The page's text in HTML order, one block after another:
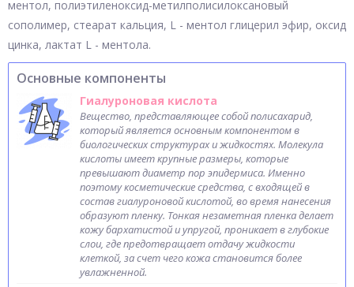
ментол, полиэтиленоксид-метилполисилоксановый
сополимер, стеарат кальция, L - ментол глицерил эфир, оксид
цинка, лактат L - ментола.
Основные компоненты
Гиалуроновая кислота
Вещество, представляющее собой полисахарид,
который является основным компонентом в
биологических структурах и жидкостях. Молекула
кислоты имеет крупные размеры, которые
превышают диаметр пор эпидермиса. Именно
поэтому косметические средства, с входящей в
состав гиалуроновой кислотой, во время нанесения
образуют пленку. Тонкая незаметная пленка делает
кожу бархатистой и упругой, проникает в глубокие
слои, где предотвращает отдачу жидкости
клеткой, за счет чего кожа становится более
увлажненной.